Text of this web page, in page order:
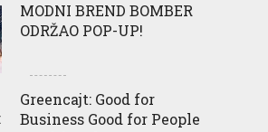
MODNI BREND BOMBER
ODRŽAO POP-UP!
Greencajt: Good for
Business Good for People